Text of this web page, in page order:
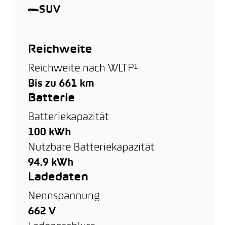
SUV
Reichweite
Reichweite nach WLTP¹
Bis zu 661 km
Batterie
Batteriekapazität
100 kWh
Nutzbare Batteriekapazität
94.9 kWh
Ladedaten
Nennspannung
662 V